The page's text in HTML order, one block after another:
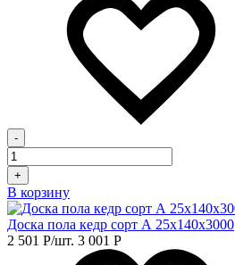
-
+
В корзину
Доска пола кедр сорт А 25х140х3000
2 501 Р/шт. 3 001 Р